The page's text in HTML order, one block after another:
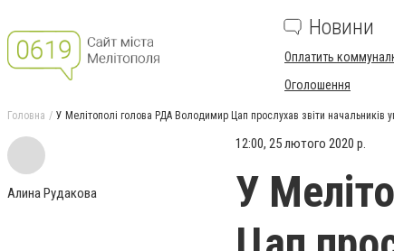
Новини
Оплатить
Оголошення
Головна У Мелітополі голова РДА Володимир Цап прослухав звіти начальників
Алина Рудакова
12:00, 25 лютого 2020 р.
У